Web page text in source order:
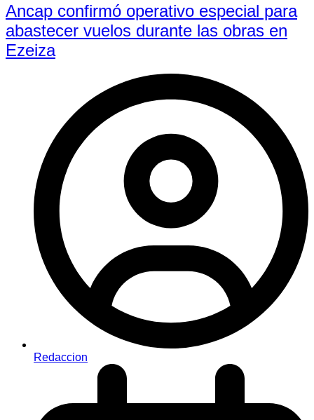
Ancap confirmó operativo especial para
abastecer vuelos durante las obras en
Ezeiza
Redaccion